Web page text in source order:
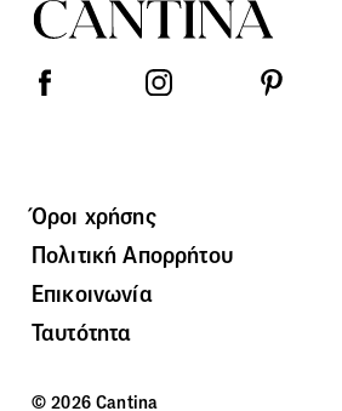
Όροι χρήσης
Πολιτική Απορρήτου
Επικοινωνία
Ταυτότητα
© 2026 Cantina